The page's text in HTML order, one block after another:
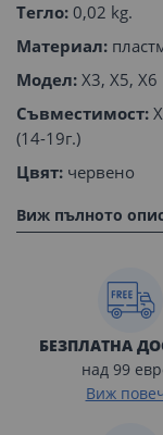
Тегло: 0,02 kg.
Материал:
Модел: X3, X5, X6
Съвместимост:
(14-19г.)
Цвят: червено
Виж пълното
БЕЗПЛАТНА
над 99
Виж